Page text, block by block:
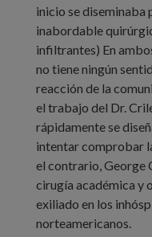
inicio se diseminaba
inabordable
infiltrantes) En
no tiene ningún
reacción de la
el trabajo del Dr.
rápidamente se
intentar comprobar
el contrario, George
cirugía académica y
exiliado en los
norteamericanos.